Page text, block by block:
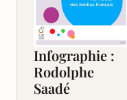
Infographie :
Rodolphe
Saadé